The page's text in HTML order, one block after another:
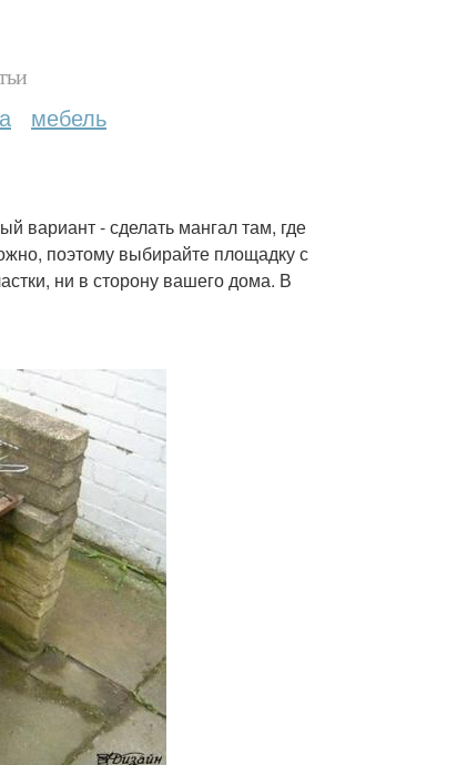
мебель
вариант - сделать мангал там, где
поэтому выбирайте площадку с
ни в сторону вашего дома. В